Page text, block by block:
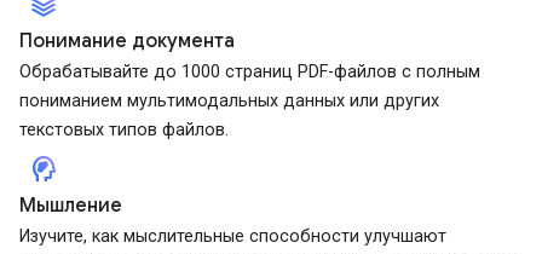
Понимание документа
Обрабатывайте до 1000 страниц PDF-файлов с полным
пониманием мультимодальных данных или других
текстовых типов файлов.
cognition_2
Мышление
Изучите, как мыслительные способности улучшают